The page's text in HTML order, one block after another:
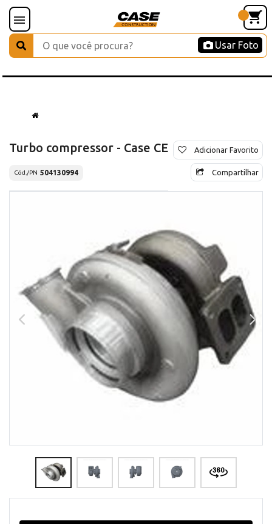
Usar Foto
Turbo compressor - Case CE
Cód./PN 504130994
Adicionar Favorito
Compartilhar